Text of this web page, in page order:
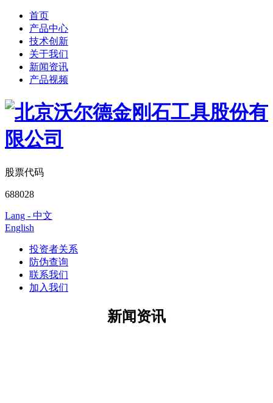
首页
产品中心
技术创新
关于我们
新闻资讯
产品视频
股票代码
688028
Lang - 中文
English
投资者关系
防伪查询
联系我们
加入我们
新闻资讯